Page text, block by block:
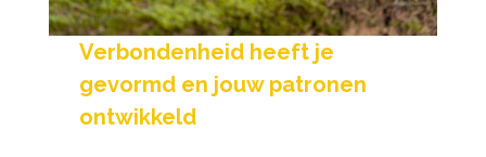
Verbondenheid heeft je
gevormd en jouw patronen
ontwikkeld